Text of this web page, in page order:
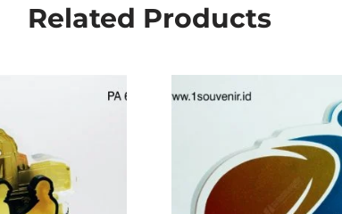
Related Products